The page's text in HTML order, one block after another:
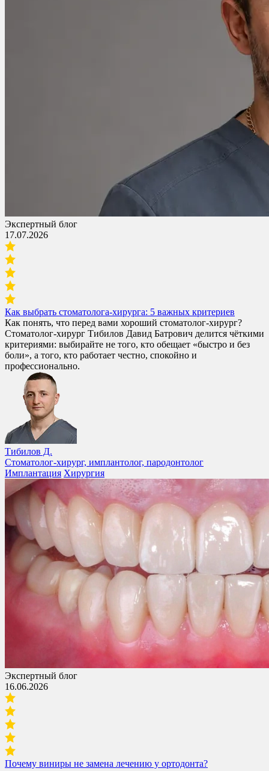
Экспертный блог
17.07.2026
Как выбрать стоматолога-хирурга: 5 важных критериев
Как понять, что перед вами хороший стоматолог-хирург?
Стоматолог-хирург Тибилов Давид Батрович делится чёткими
критериями: выбирайте не того, кто обещает «быстро и без
боли», а того, кто работает честно, спокойно и
профессионально.
Тибилов Д.
Стоматолог-хирург, имплантолог, пародонтолог
Имплантация Хирургия
Экспертный блог
16.06.2026
Почему виниры не замена лечению у ортодонта?